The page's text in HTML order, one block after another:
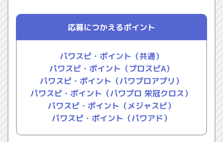
2026年7月11日(土) 千葉ロッテマリーンズ 対
オリックス・バファローズ 観戦ペアチケット
（25組50名様）
■2026年7月12日(日) 千葉ロッテマリーンズ 対
オリックス・バファローズ 観戦ペアチケット
（25組50名様）
応募につかえるポイント
パワスピ・ポイント（共通）
パワスピ・ポイント（プロスピA）
パワスピ・ポイント（パワプロアプリ）
パワスピ・ポイント（パワプロ 栄冠クロス）
パワスピ・ポイント（メジャスピ）
パワスピ・ポイント（パワアド）